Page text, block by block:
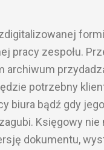
pracy zespołu.
archiwum
potrzebny
biura bądź gdy
Księgowy
dokumentu,